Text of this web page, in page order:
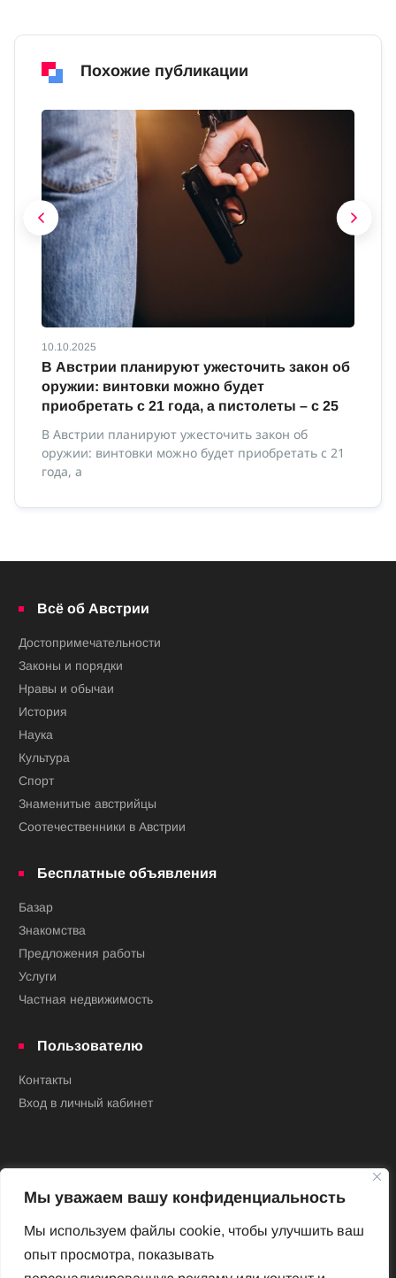
Мы уважаем вашу конфиденциальность
Мы используем файлы cookie, чтобы улучшить ваш
опыт просмотра, показывать
Похожие публикации
10.10.2025
В Австрии планируют ужесточить закон об
оружии: винтовки можно будет
приобретать с 21 года, а пистолеты – с 25
В Австрии планируют ужесточить закон об
оружии: винтовки можно будет приобретать с 21
года, а
Всё об Австрии
Достопримечательности
Законы и порядки
Нравы и обычаи
История
Наука
Культура
Спорт
Знаменитые австрийцы
Соотечественники в Австрии
Бесплатные объявления
Базар
Знакомства
Предложения работы
Услуги
Частная недвижимость
Пользователю
Контакты
Вход в личный кабинет
Новый Венский журнал